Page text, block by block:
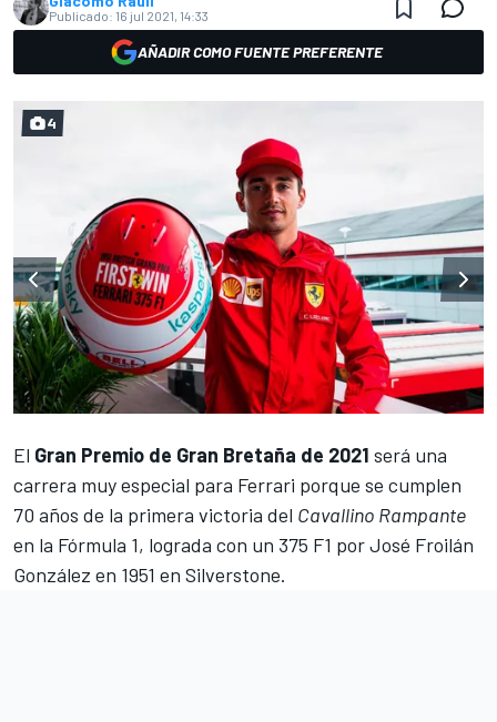
Publicado: 16 jul 2021, 14:33
AÑADIR COMO FUENTE PREFERENTE
4
El Gran Premio de Gran Bretaña de 2021 será una
carrera muy especial para Ferrari porque se cumplen
70 años de la primera victoria del Cavallino Rampante
en la Fórmula 1, lograda con un 375 F1 por José Froilán
González en 1951 en Silverstone.